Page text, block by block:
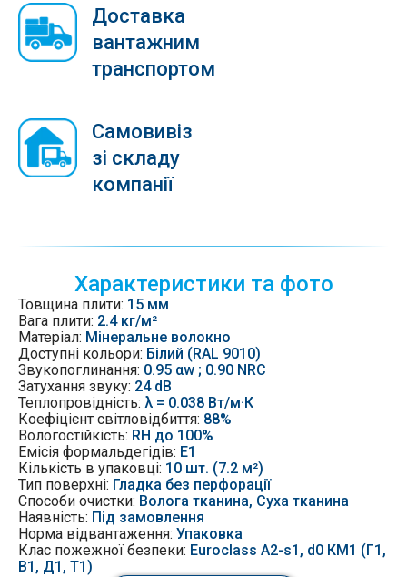
Доставка
вантажним
транспортом
Самовивіз
зі складу
компанії
Характеристики та фото
Товщина плити: 15 мм
Вага плити: 2.4 кг/м²
Матеріал: Мінеральне волокно
Доступні кольори: Білий (RAL 9010)
Звукопоглинання: 0.95 αw ; 0.90 NRC
Затухання звуку: 24 dB
Теплопровідність: λ = 0.038 Вт/м·К
Коефіцієнт світловідбиття: 88%
Вологостійкість: RH до 100%
Емісія формальдегідів: Е1
Кількість в упаковці: 10 шт. (7.2 м²)
Тип поверхні: Гладка без перфорації
Способи очистки: Волога тканина, Суха тканина
Наявність: Під замовлення
Норма відвантаження: Упаковка
Клас пожежної безпеки: Euroclass A2-s1, d0 КМ1 (Г1,
В1, Д1, Т1)